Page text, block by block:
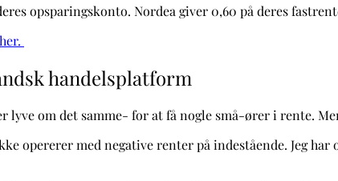
opsparingskonto. Nordea giver 0,60 på deres
her.
handelsplatform
om det samme- for at få nogle små-ører i rente.
opererer med negative renter på indestående. Jeg